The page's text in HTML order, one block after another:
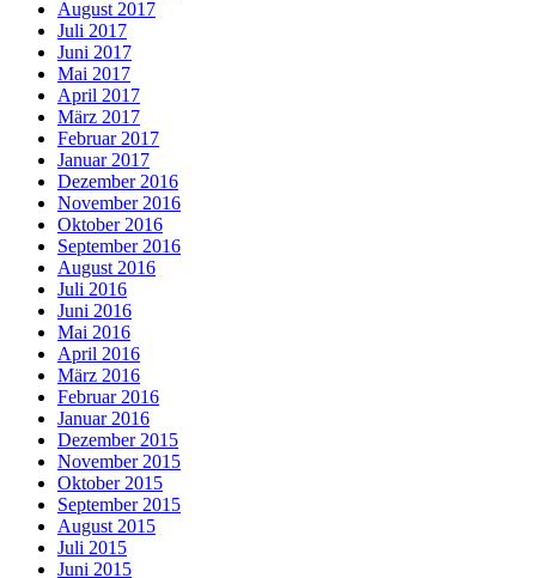
August 2017
Juli 2017
Juni 2017
Mai 2017
April 2017
März 2017
Februar 2017
Januar 2017
Dezember 2016
November 2016
Oktober 2016
September 2016
August 2016
Juli 2016
Juni 2016
Mai 2016
April 2016
März 2016
Februar 2016
Januar 2016
Dezember 2015
November 2015
Oktober 2015
September 2015
August 2015
Juli 2015
Juni 2015